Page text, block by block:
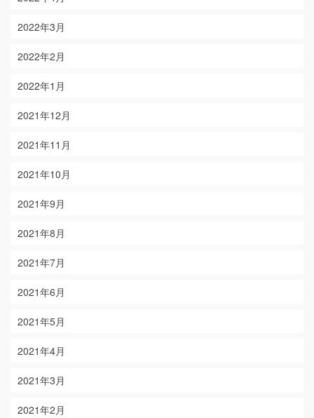
2022年3月
2022年2月
2022年1月
2021年12月
2021年11月
2021年10月
2021年9月
2021年8月
2021年7月
2021年6月
2021年5月
2021年4月
2021年3月
2021年2月